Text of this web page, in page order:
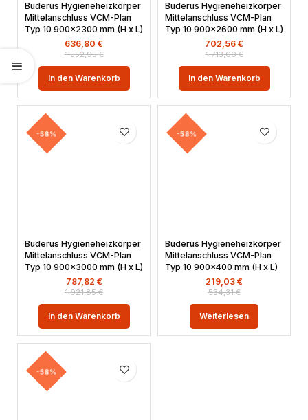
Buderus Hygieneheizkörper
Mittelanschluss VCM-Plan
Typ 10 900×2300 mm (H x L)
1.552,95€
636,80 €
In den Warenkorb
Buderus Hygieneheizkörper
Mittelanschluss VCM-Plan
Typ 10 900×2600 mm (H x L)
1.713,60€
702,56 €
In den Warenkorb
-58%
Buderus Hygieneheizkörper
Mittelanschluss VCM-Plan
Typ 10 900×3000 mm (H x L)
1.921,85€
787,82 €
In den Warenkorb
-58%
Buderus Hygieneheizkörper
Mittelanschluss VCM-Plan
Typ 10 900×400 mm (H x L)
534,31€
219,03 €
Weiterlesen
-58%